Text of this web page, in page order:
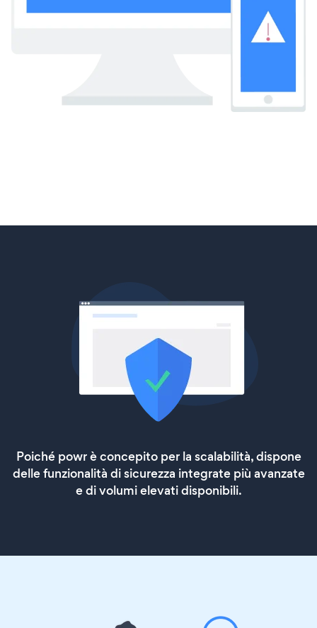
Poiché powr è concepito per la scalabilità, dispone
delle funzionalità di sicurezza integrate più avanzate
e di volumi elevati disponibili.